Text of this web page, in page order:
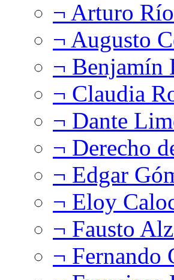
¬ Arturo
¬ Augusto
¬ Benjamín
¬ Claudia
¬ Dante
¬ Derecho
¬ Edgar
¬ Eloy
¬ Fausto
¬ Fernando